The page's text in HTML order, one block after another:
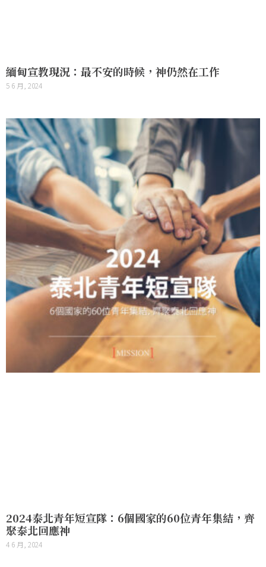
緬甸宣教現況：最不安的時候，神仍然在工作
5 6 月, 2024
2024泰北青年短宣隊：6個國家的60位青年集結，齊
聚泰北回應神
4 6 月, 2024